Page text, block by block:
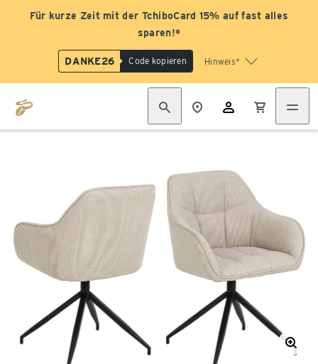
Für kurze Zeit mit der TchiboCard 15% auf fast alles
sparen!*
DANKE26 Code kopieren Hinweis*